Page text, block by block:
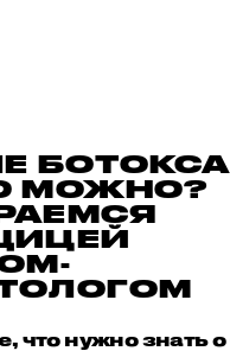
БОТОКСА
МОЖНО?
что нужно знать о